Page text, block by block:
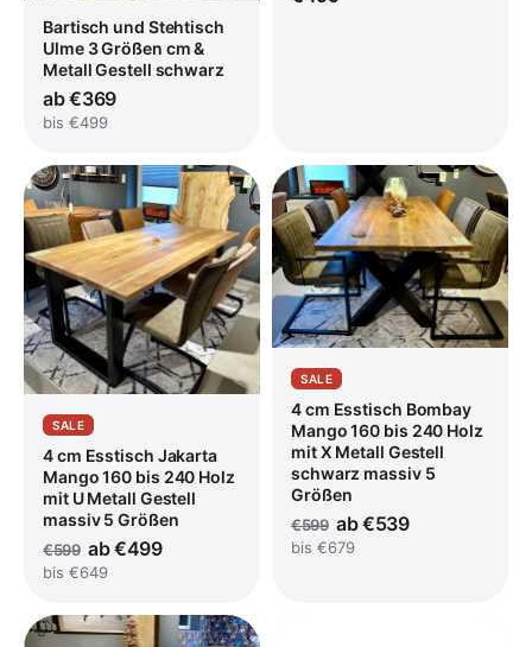
Bartisch und Stehtisch
Ulme 3 Größen cm &
Metall Gestell schwarz
ab €369
bis €499
SALE
4 cm Esstisch Jakarta
Mango 160 bis 240 Holz
mit U Metall Gestell
massiv 5 Größen
€599 ab €499
bis €649
SALE
4 cm Esstisch Bombay
Mango 160 bis 240 Holz
mit X Metall Gestell
schwarz massiv 5
Größen
€599 ab €539
bis €679